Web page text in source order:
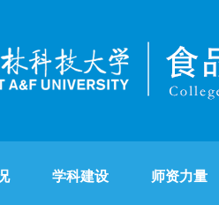
学科建设 师资力量